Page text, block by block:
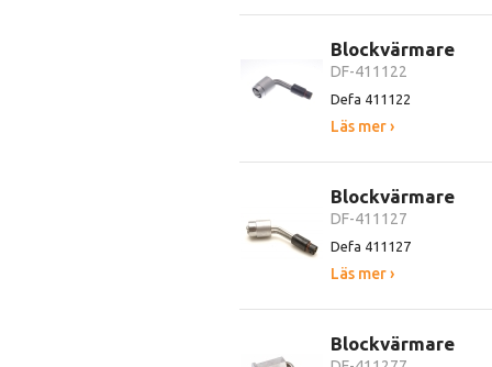
Blockvärmare
DF-411122
Defa 411122
Läs mer ›
Blockvärmare
DF-411127
Defa 411127
Läs mer ›
Blockvärmare